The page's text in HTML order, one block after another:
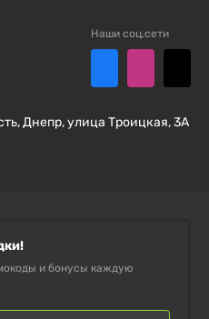
Наши соц.сети
Днепр, улица Троицкая, 3А
и бонусы каждую